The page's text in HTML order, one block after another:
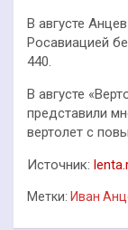
В августе
Росавиацией
440.
В августе
представили
вертолет с
Источник:
Метки: Иван